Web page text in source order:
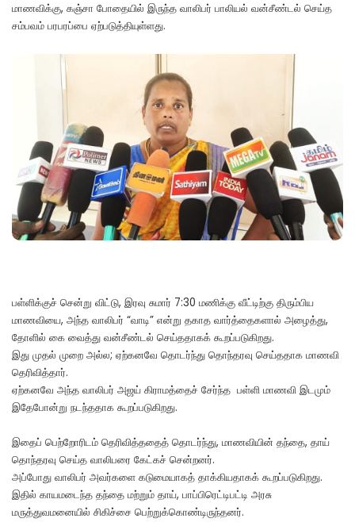
மாணவிக்கு, கஞ்சா போதையில் இருந்த வாலிபர் பாலியல் வன்சீண்டல் செய்த
சம்பவம் பரபரப்பை ஏற்படுத்தியுள்ளது.
பள்ளிக்குச் சென்று விட்டு, இரவு சுமார் 7:30 மணிக்கு வீட்டிற்கு திரும்பிய
மாணவியை, அந்த வாலிபர் “வாடி” என்று தகாத வார்த்தைகளால் அழைத்து,
தோளில் கை வைத்து வன்சீண்டல் செய்ததாகக் கூறப்படுகிறது.
இது முதல் முறை அல்ல; ஏற்கனவே தொடர்ந்து தொந்தரவு செய்ததாக மாணவி
தெரிவித்தார்.
ஏற்கனவே அந்த வாலிபர் அஜய் கிராமத்தைச் சேர்ந்த பள்ளி மாணவி இடமும்
இதேபோன்று நடந்ததாக கூறப்படுகிறது.
இதைப் பெற்றோரிடம் தெரிவித்ததைத் தொடர்ந்து, மாணவியின் தந்தை, தாய்
தொந்தரவு செய்த வாலிபரை கேட்கச் சென்றனர்.
அப்போது வாலிபர் அவர்களை கடுமையாகத் தாக்கியதாகக் கூறப்படுகிறது.
இதில் காயமடைந்த தந்தை மற்றும் தாய், பாப்பிரெட்டிபட்டி அரசு
மருத்துவமனையில் சிகிச்சை பெற்றுக்கொண்டிருந்தனர்.